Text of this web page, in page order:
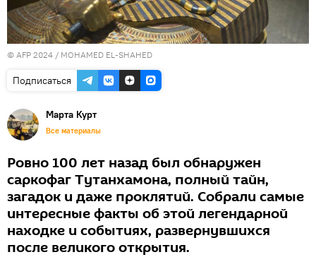
© AFP 2024 / MOHAMED EL-SHAHED
Подписаться
Марта Курт
Все материалы
Ровно 100 лет назад был обнаружен
саркофаг Тутанхамона, полный тайн,
загадок и даже проклятий. Собрали самые
интересные факты об этой легендарной
находке и событиях, развернувшихся
после великого открытия.